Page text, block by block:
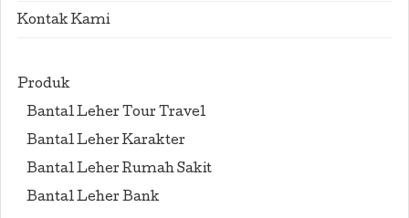
Kontak Kami
Produk
Bantal Leher Tour Travel
Bantal Leher Karakter
Bantal Leher Rumah Sakit
Bantal Leher Bank